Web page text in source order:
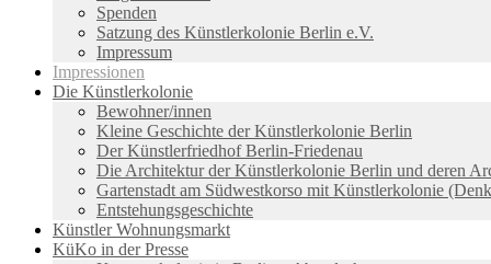
Spenden
Satzung des Künstlerkolonie Berlin e.V.
Impressum
Impressionen
Die Künstlerkolonie
Bewohner/innen
Kleine Geschichte der Künstlerkolonie Berlin
Der Künstlerfriedhof Berlin-Friedenau
Die Architektur der Künstlerkolonie Berlin und deren
Gartenstadt am Südwestkorso mit Künstlerkolonie
Entstehungsgeschichte
Künstler Wohnungsmarkt
KüKo in der Presse